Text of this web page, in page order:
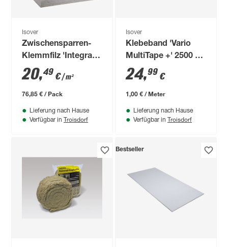
Isover
Zwischensparren-
Klemmfilz 'Integra
ZKF 1-031'
vlieskaschiert für
das Steildach 160
20,49 €/ m²
76,85 € / Pack
Lieferung nach Hause
Verfügbar in Troisdorf
Isover
Klebeband 'Vario
MultiTape +' 2500 x
6 cm
24,99 €
1,00 € / Meter
Lieferung nach Hause
Verfügbar in Troisdorf
Bestseller